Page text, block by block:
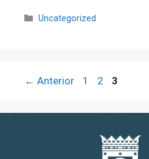
Uncategorized
← Anterior 1 2 3